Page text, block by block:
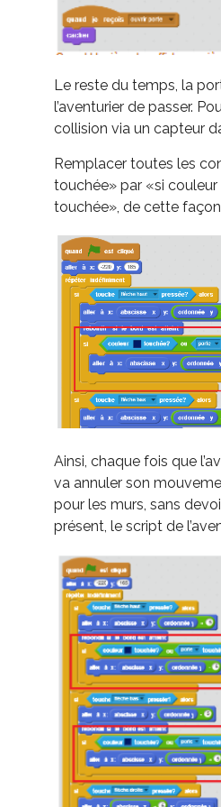
Le reste du temps, la
l’aventurier de passer.
collision via un capteur
Remplacer toutes les
touchée» par «si
touchée», de cette façon
Ainsi, chaque fois que
va annuler son
pour les murs, sans
présent, le script de